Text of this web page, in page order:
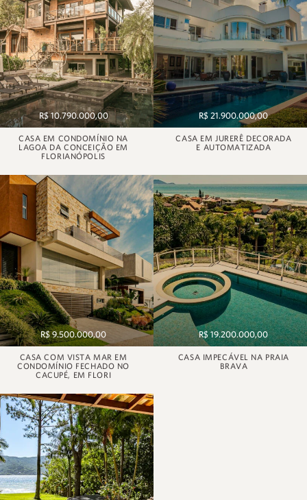
R$ 10.790.000,00
CASA EM CONDOMÍNIO NA
LAGOA DA CONCEIÇÃO EM
FLORIANÓPOLIS
R$ 21.900.000,00
CASA EM JURERÊ DECORADA
E AUTOMATIZADA
R$ 9.500.000,00
CASA COM VISTA MAR EM
CONDOMÍNIO FECHADO NO
CACUPÉ, EM FLORI
R$ 19.200.000,00
CASA IMPECÁVEL NA PRAIA
BRAVA